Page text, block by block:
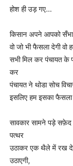
होश हीउड़ गए…
किसान अपने आपको
वो जो भी फैसला देगी वो
सभी मिल कर पंचायत के
कर
पंचायत ने थोडा सोच
इसलिए हम इसका
सावकार सामने पड़े
पत्थर
उठाकरएक थैले में रख
उठाएगी,